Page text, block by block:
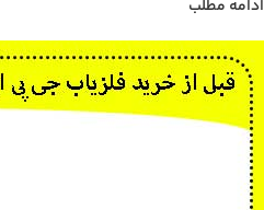
ادامه مطلب